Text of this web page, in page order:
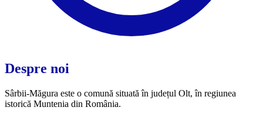
Despre noi
Sârbii-Măgura este o comună situată în județul Olt, în regiunea
istorică Muntenia din România.